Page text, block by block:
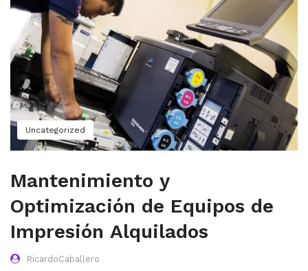
Uncategorized
Mantenimiento y
Optimización de Equipos de
Impresión Alquilados
RicardoCaballero